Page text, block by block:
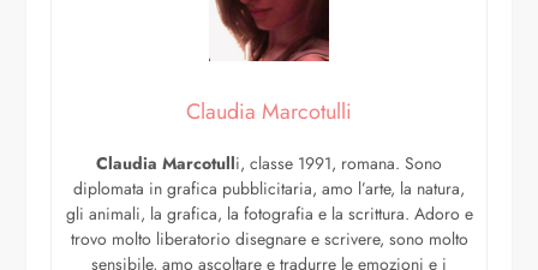
Claudia Marcotulli
Claudia Marcotulli, classe 1991, romana. Sono
diplomata in grafica pubblicitaria, amo l’arte, la natura,
gli animali, la grafica, la fotografia e la scrittura. Adoro e
trovo molto liberatorio disegnare e scrivere, sono molto
sensibile, amo ascoltare e tradurre le emozioni e i